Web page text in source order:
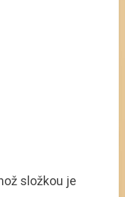
složkou je